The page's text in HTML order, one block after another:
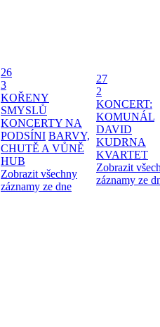
26
3
KOŘENY
SMYSLŮ
KONCERTY NA
PODSÍNI BARVY,
CHUTĚ A VŮNĚ
HUB
Zobrazit všechny
záznamy ze dne
27
2
KONCERT:
KOMUNÁL
DAVID
KUDRNA
KVARTET
Zobrazit
záznamy ze